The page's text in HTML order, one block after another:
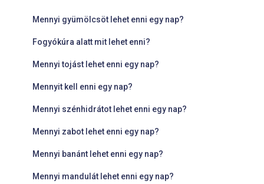
Mennyi gyümölcsöt lehet enni egy nap?
Fogyókúra alatt mit lehet enni?
Mennyi tojást lehet enni egy nap?
Mennyit kell enni egy nap?
Mennyi szénhidrátot lehet enni egy nap?
Mennyi zabot lehet enni egy nap?
Mennyi banánt lehet enni egy nap?
Mennyi mandulát lehet enni egy nap?